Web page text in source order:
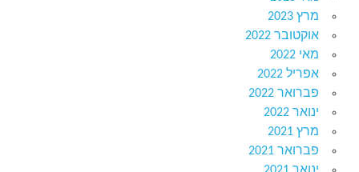
מרץ 2023
אוקטובר 2022
מאי 2022
אפריל 2022
פברואר 2022
ינואר 2022
מרץ 2021
פברואר 2021